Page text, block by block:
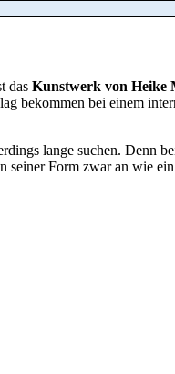
dasKunstwerk von Heike
bekommen bei einem
lange suchen. Denn
Form zwar an wie